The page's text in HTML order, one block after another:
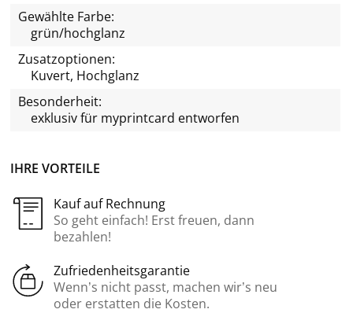
IHRE VORTEILE
Kauf auf Rechnung
So geht einfach! Erst freuen, dann
bezahlen!
Zufriedenheitsgarantie
Wenn’s nicht passt, machen wir’s neu
oder erstatten die Kosten.
Gewählte Farbe:
grün/hochglanz
Zusatzoptionen:
Kuvert, Hochglanz
Besonderheit:
exklusiv für myprintcard entworfen